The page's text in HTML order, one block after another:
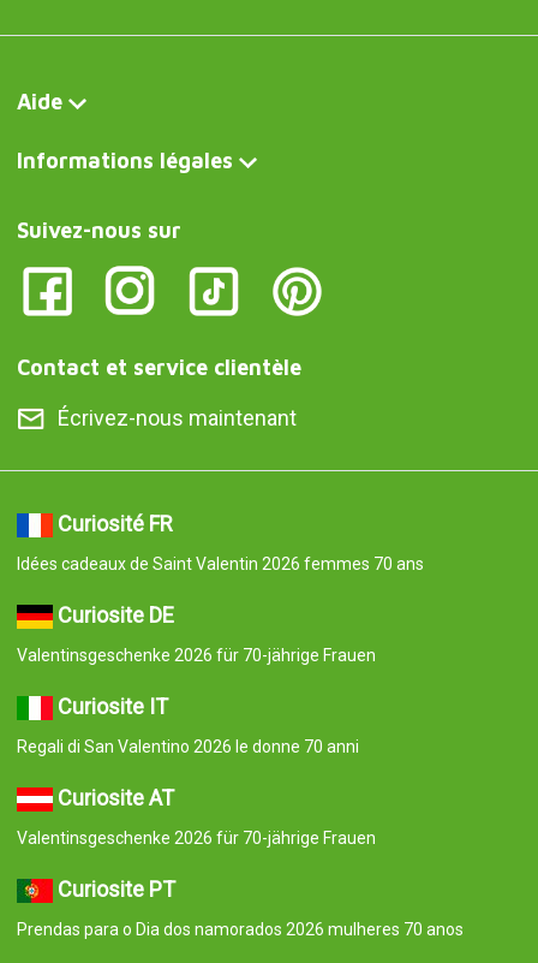
Aide
Informations légales
Suivez-nous sur
Contact et service clientèle
Écrivez-nous maintenant
Curiosité FR
Idées cadeaux de Saint Valentin 2026 femmes 70 ans
Curiosite DE
Valentinsgeschenke 2026 für 70-jährige Frauen
Curiosite IT
Regali di San Valentino 2026 le donne 70 anni
Curiosite AT
Valentinsgeschenke 2026 für 70-jährige Frauen
Curiosite PT
Prendas para o Dia dos namorados 2026 mulheres 70 anos